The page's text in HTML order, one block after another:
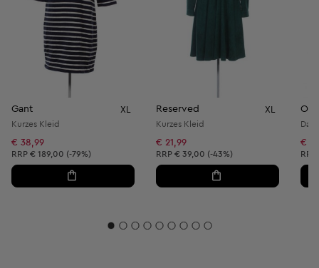
Gant XL
Kurzes Kleid
€ 38,99
Unverbindliche Preisempfehlung:
RRP € 189,00 (-79%)
Reserved XL
Kurzes Kleid
€ 21,99
Unverbindliche Preisempfehlung:
RRP € 39,00 (-43%)
€
RRP